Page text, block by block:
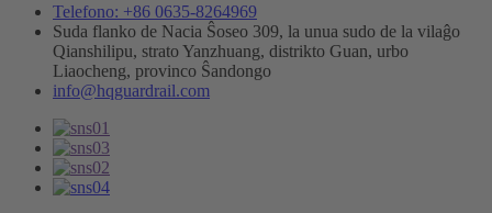
Telefono: +86 0635-8264969
Suda flanko de Nacia Ŝoseo 309, la unua sudo de la vilaĝo
Qianshilipu, strato Yanzhuang, distrikto Guan, urbo
Liaocheng, provinco Ŝandongo
info@hqguardrail.com